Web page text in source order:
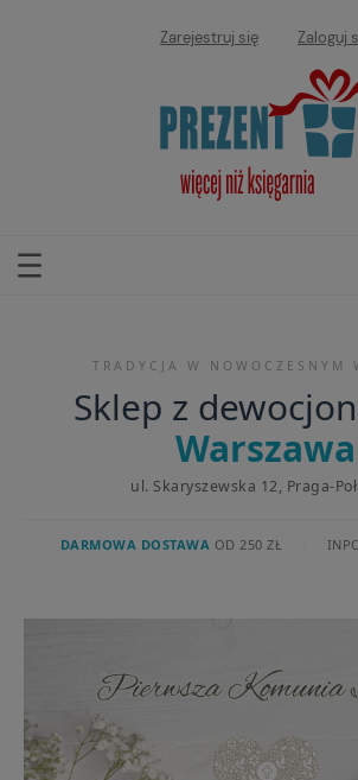
Zarejestruj się Zaloguj
TRADYCJA W NOWOCZESNYM
Sklep z
Warszawa
ul. Skaryszewska 12, Praga-
DARMOWA DOSTAWA OD 250 ZŁ